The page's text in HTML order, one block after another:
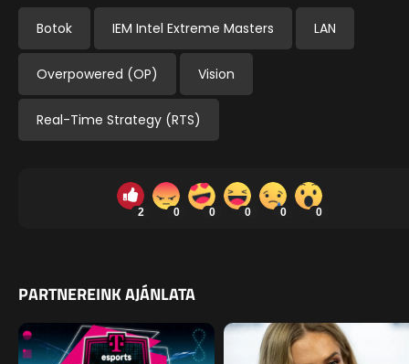
Botok IEM Intel Extreme Masters LAN
Overpowered (OP) Vision
Real-Time Strategy (RTS)
2 0 0 0 0 0
PARTNEREINK AJÁNLATA